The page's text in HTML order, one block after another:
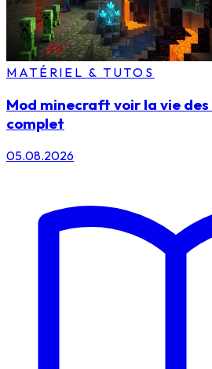
MATÉRIEL & TUTOS
Mod minecraft voir la vie des
complet
05.08.2026